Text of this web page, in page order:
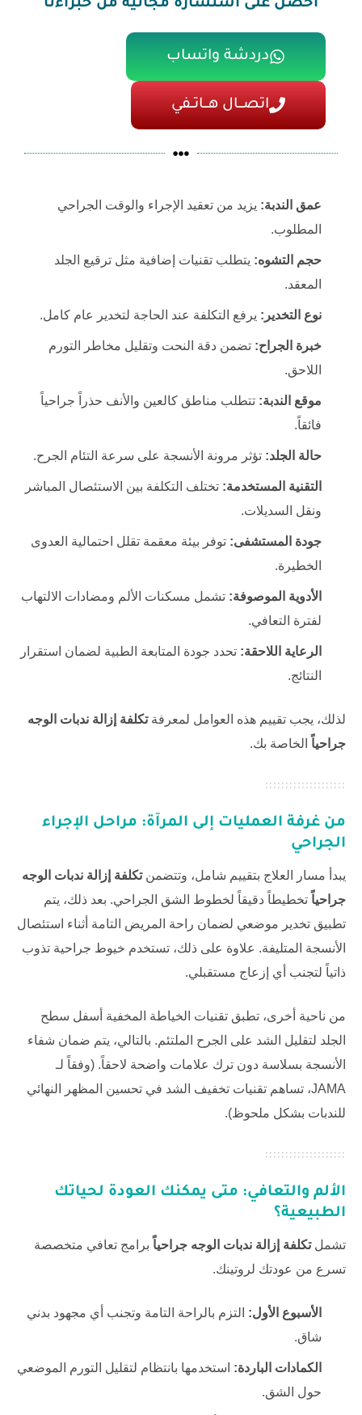
احصل على استشارة مجانية من خبراءنا
دردشة واتساب
اتصـــال هـــاتــفي
عمق الندبة: يزيد من تعقيد الإجراء والوقت الجراحي
المطلوب.
حجم التشوه: يتطلب تقنيات إضافية مثل ترقيع الجلد
المعقد.
نوع التخدير: يرفع التكلفة عند الحاجة لتخدير عام كامل.
خبرة الجراح: تضمن دقة النحت وتقليل مخاطر التورم
اللاحق.
موقع الندبة: تتطلب مناطق كالعين والأنف حذراً جراحياً
فائقاً.
حالة الجلد: تؤثر مرونة الأنسجة على سرعة التئام الجرح.
التقنية المستخدمة: تختلف التكلفة بين الاستئصال المباشر
ونقل السديلات.
جودة المستشفى: توفر بيئة معقمة تقلل احتمالية العدوى
الخطيرة.
الأدوية الموصوفة: تشمل مسكنات الألم ومضادات الالتهاب
لفترة التعافي.
الرعاية اللاحقة: تحدد جودة المتابعة الطبية لضمان استقرار
النتائج.
لذلك، يجب تقييم هذه العوامل لمعرفةتكلفة إزالة ندبات الوجه
جراحياً الخاصة بك.
من غرفة العمليات إلى المرآة: مراحل الإجراء
الجراحي
يبدأ مسار العلاج بتقييم شامل، وتتضمنتكلفة إزالة ندبات الوجه
جراحياً تخطيطاً دقيقاً لخطوط الشق الجراحي. بعد ذلك، يتم
تطبيق تخدير موضعي لضمان راحة المريض التامة أثناء استئصال
الأنسجة المتليفة. علاوة على ذلك، تستخدم خيوط جراحية تذوب
ذاتياً لتجنب أي إزعاج مستقبلي.
من ناحية أخرى، تطبق تقنيات الخياطة المخفية أسفل سطح
الجلد لتقليل الشد على الجرح الملتئم. بالتالي، يتم ضمان شفاء
الأنسجة بسلاسة دون ترك علامات واضحة لاحقاً. (وفقاً لـ
JAMA، تساهم تقنيات تخفيف الشد في تحسين المظهر النهائي
للندبات بشكل ملحوظ).
الألم والتعافي: متى يمكنك العودة لحياتك
الطبيعية؟
تشملتكلفة إزالة ندبات الوجه جراحياً برامج تعافي متخصصة
تسرع من عودتك لروتينك.
الأسبوع الأول: التزم بالراحة التامة وتجنب أي مجهود بدني
شاق.
الكمادات الباردة: استخدمها بانتظام لتقليل التورم الموضعي
حول الشق.